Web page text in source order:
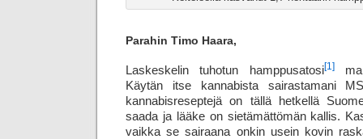
Parahin Timo Haara,
Laskeskelin tuhotun hamppusatosi[1]
Käytän itse kannabista sairastamani
kannabis­reseptejä on tällä hetkellä
saada ja lääke on sietämättömän kallis.
vaikka se sairaana onkin usein kovin